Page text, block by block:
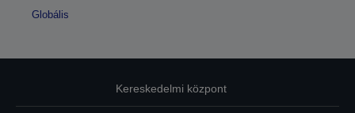
Globális
Kereskedelmi központ